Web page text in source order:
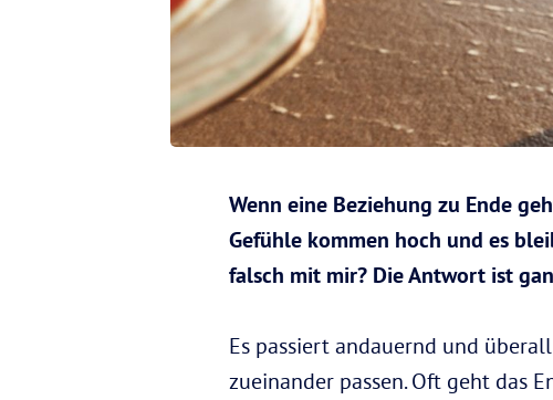
Wenn eine Beziehung zu Ende
Gefühle kommen hoch und es
falsch mit mir? Die Antwort ist
Es passiert andauernd und
zueinander passen. Oft geht das